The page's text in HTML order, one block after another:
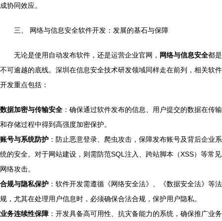
成协同效应。
三、 网络与信息安全软件开发：发展的基石与保障
无论是使用自动发布软件，还是运营企业官网， 网络与信息安全都是
不可逾越的底线。深圳在信息安全技术研发领域同样走在前列，相关软件
开发重点包括：
数据加密与传输安全 ：确保通过软件发布的信息、用户提交的数据在传输
和存储过程中得到高强度加密保护。
账号与系统防护 ：防止恶意登录、爬虫攻击，保障发布账号及背后企业系
统的安全。对于网站建设，则需防范SQL注入、跨站脚本（XSS）等常见
网络攻击。
合规与隐私保护 ：软件开发需遵循《网络安全法》、《数据安全法》等法
规，尤其在处理用户信息时，必须确保合法合规，保护用户隐私。
业务连续性保障 ：开发具备高可用性、抗灾备能力的系统，确保推广业务